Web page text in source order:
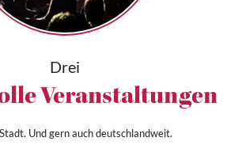
Drei
Veranstaltungen
Und gern auch deutschlandweit.